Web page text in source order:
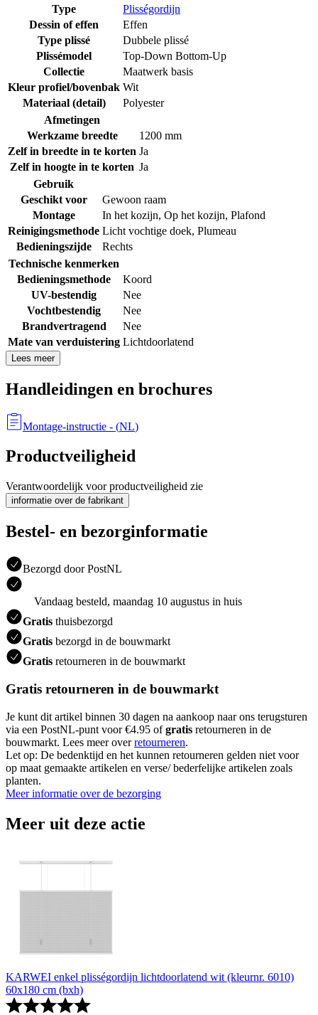
Type
Plisségordijn
Dessin of effen
Effen
Type plissé
Dubbele plissé
Plissémodel
Top-Down Bottom-Up
Collectie
Maatwerk basis
Kleur profiel/bovenbak Wit
Materiaal (detail)
Polyester
Afmetingen
Werkzame breedte
1200 mm
Zelf in breedte in te korten Ja
Zelf in hoogte in te korten Ja
Gebruik
Geschikt voor
Gewoon raam
Montage
In het kozijn, Op het kozijn, Plafond
Reinigingsmethode Licht vochtige doek, Plumeau
Bedieningszijde
Rechts
Technische kenmerken
Bedieningsmethode
Koord
UV-bestendig
Nee
Vochtbestendig
Nee
Brandvertragend
Nee
Mate van verduistering Lichtdoorlatend
Lees meer
Handleidingen en brochures
Montage-instructie - (NL)
Productveiligheid
Verantwoordelijk voor productveiligheid zie
informatie over de fabrikant
Bestel- en bezorginformatie
Bezorgd door PostNL
Vandaag besteld, maandag 10 augustus in huis
Gratis thuisbezorgd
Gratis bezorgd in de bouwmarkt
Gratis retourneren in de bouwmarkt
Gratis retourneren in de bouwmarkt
Je kunt dit artikel binnen 30 dagen na aankoop naar ons terugsturen
via een PostNL-punt voor €4.95 ofgratis retourneren in de
bouwmarkt. Lees meer overretourneren.
Let op: De bedenktijd en het kunnen retourneren gelden niet voor
op maat gemaakte artikelen en verse/ bederfelijke artikelen zoals
planten.
Meer informatie over de bezorging
Meer uit deze actie
KARWEI enkel plisségordijn lichtdoorlatend wit (kleurnr. 6010)
60x180 cm (bxh)